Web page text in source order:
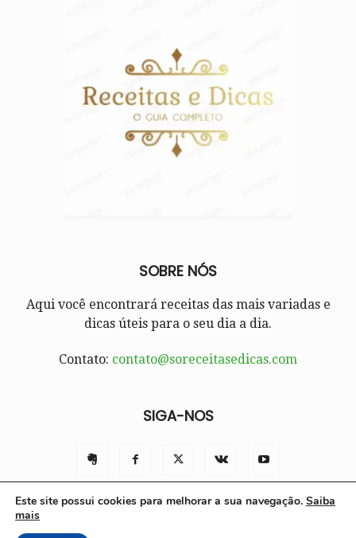
SOBRE NÓS
Aqui você encontrará receitas das mais variadas e
dicas úteis para o seu dia a dia.
Contato: contato@soreceitasedicas.com
SIGA-NOS
Este site possui cookies para melhorar a sua navegação. Saiba
mais